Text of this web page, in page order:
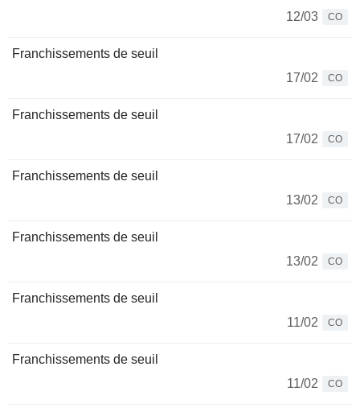
12/03
CO
Franchissements de seuil
17/02
CO
Franchissements de seuil
17/02
CO
Franchissements de seuil
13/02
CO
Franchissements de seuil
13/02
CO
Franchissements de seuil
11/02
CO
Franchissements de seuil
11/02
CO